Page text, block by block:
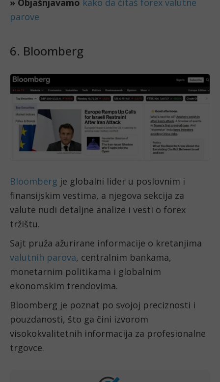
» Objašnjavamo kako da čitaš forex valutne
parove
6. Bloomberg
Bloomberg je globalni lider u poslovnim i
finansijskim vestima, a njegova sekcija za
valute nudi detaljne analize i vesti o forex
tržištu.
Sajt pruža ažurirane informacije o kretanjima
valutnih parova, centralnim bankama,
monetarnim politikama i globalnim
ekonomskim trendovima.
Bloomberg je poznat po svojoj preciznosti i
pouzdanosti, što ga čini izvorom
visokokvalitetnih informacija za profesionalne
trgovce.